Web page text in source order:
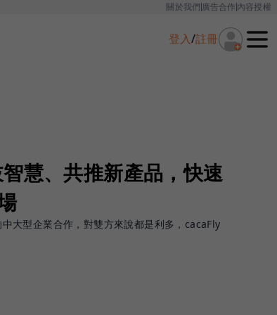
關於我們廣告合作內容授權
登入/註冊
慧、共推新產品，快速
大型企業合作，對雙方來說都是利多，cacaFly